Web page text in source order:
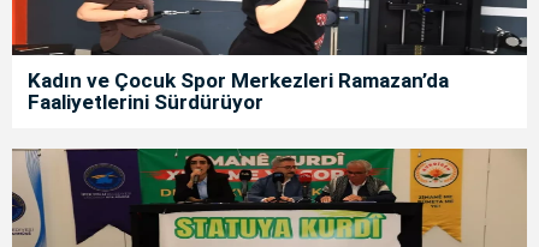
Kadın ve Çocuk Spor Merkezleri Ramazan’da
Faaliyetlerini Sürdürüyor